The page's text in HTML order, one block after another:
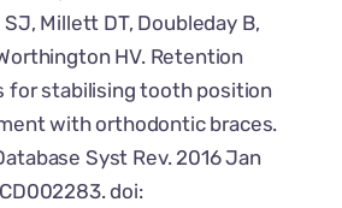
Millett DT, Doubleday B,
HV. Retention
for stabilising tooth position
with orthodontic braces.
Syst Rev. 2016 Jan
doi: